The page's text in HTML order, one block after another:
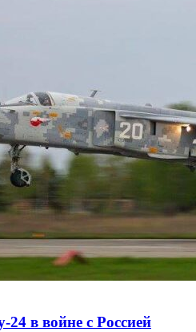
в войне с Россией